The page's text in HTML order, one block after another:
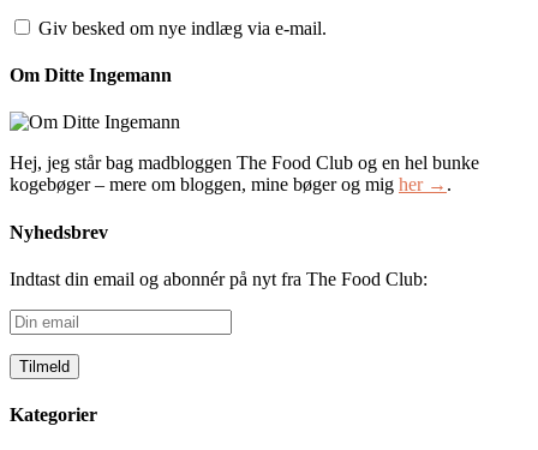
Giv besked om nye indlæg via e-mail.
Om Ditte Ingemann
Hej, jeg står bag madbloggen The Food Club og en hel bunke
kogebøger – mere om bloggen, mine bøger og mig her → .
Nyhedsbrev
Indtast din email og abonnér på nyt fra The Food Club:
Din
email
Kategorier